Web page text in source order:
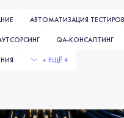
АВТОМАТИЗАЦИЯ
QA-КОНСАЛТИНГ
+ ЕЩЁ 4